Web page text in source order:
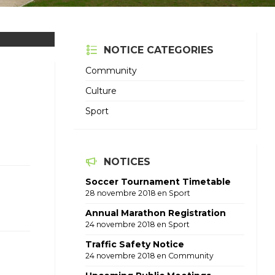
NOTICE CATEGORIES
Community
Culture
Sport
NOTICES
Soccer Tournament Timetable
28 novembre 2018en Sport
Annual Marathon Registration
24 novembre 2018en Sport
Traffic Safety Notice
24 novembre 2018en Community